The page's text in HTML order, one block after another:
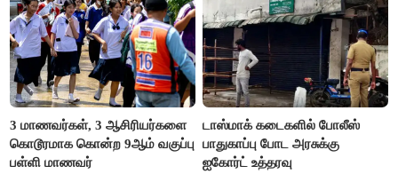
3 மாணவர்கள், 3 ஆசிரியர்களை
கொடூரமாக கொன்ற 9ஆம் வகுப்பு
பள்ளி மாணவர்
டாஸ்மாக் கடைகளில் போலீஸ்
பாதுகாப்பு போட அரசுக்கு
ஐகோர்ட் உத்தரவு